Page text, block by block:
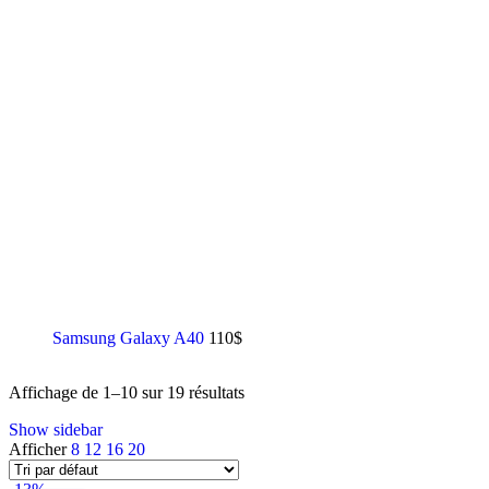
Samsung Galaxy A40 110$
Affichage de 1–10 sur 19 résultats
Show sidebar
Afficher8 12 16 20